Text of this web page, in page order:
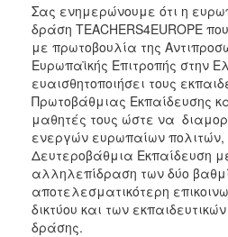
Σας ενημερώνουμε ότι η
δράση TEACHERS4EUROPE
με πρωτοβουλία της
Ευρωπαϊκής Επιτροπής στην
ευαισθητοποιήσει τους
Πρωτοβάθμιας Εκπαίδευσης
μαθητές τους ώστε να
ενεργών ευρωπαίων πολιτών,
Δευτεροβάθμια Εκπαίδευση
αλληλεπίδραση των δύο
αποτελεσματικότερη
δικτύου και των
δράσης.